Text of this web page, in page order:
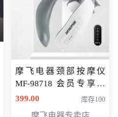
摩飞电器颈部按摩仪
MF-98718 会员专享价
299元
399.00 库存100